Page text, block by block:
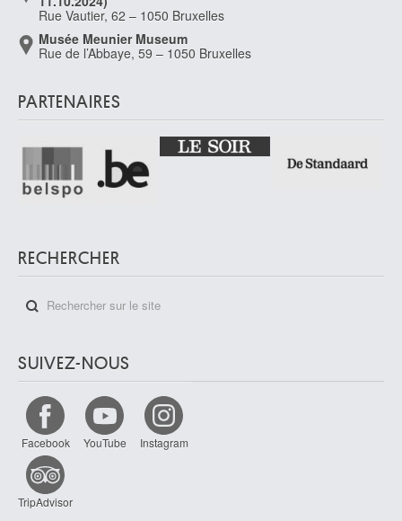
Rue Vautier, 62 – 1050 Bruxelles
Musée Meunier Museum
Rue de l’Abbaye, 59 – 1050 Bruxelles
PARTENAIRES
RECHERCHER
SUIVEZ-NOUS
Facebook YouTube Instagram
TripAdvisor